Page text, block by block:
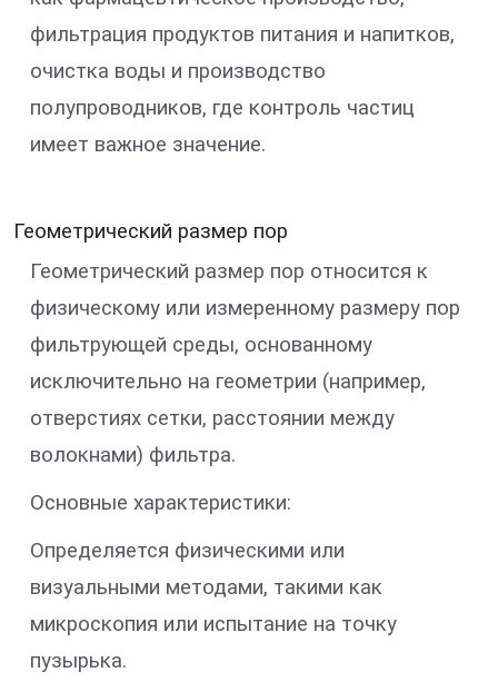
фильтрация продуктов питания и напитков,
очистка воды и производство
полупроводников, где контроль частиц
имеет важное значение.
Геометрический размер пор
Геометрический размер пор относится к
физическому или измеренному размеру пор
фильтрующей среды, основанному
исключительно на геометрии (например,
отверстиях сетки, расстоянии между
волокнами) фильтра.
Основные характеристики:
Определяется физическими или
визуальными методами, такими как
микроскопия или испытание на точку
пузырька.